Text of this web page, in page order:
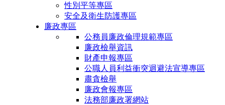
性別平等專區
安全及衛生防護專區
廉政專區
公務員廉政倫理規範專區
廉政檢舉資訊
財產申報專區
公職人員利益衝突迴避法宣導專區
肅貪檢舉
廉政會報專區
法務部廉政署網站